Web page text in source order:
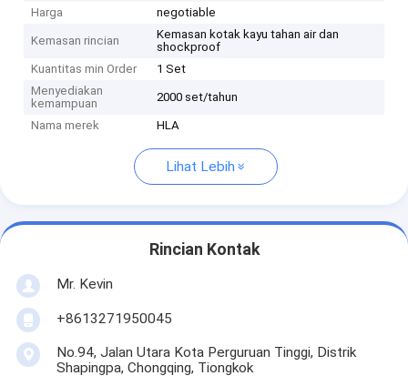
Harga
negotiable
Kemasan rincian
Kemasan kotak kayu tahan air dan
shockproof
Kuantitas min Order
1 Set
Menyediakan
kemampuan
2000 set/tahun
Nama merek HLA
Lihat Lebih
Rincian Kontak
Mr. Kevin
+8613271950045
No.94, Jalan Utara Kota Perguruan Tinggi, Distrik
Shapingpa, Chongqing, Tiongkok